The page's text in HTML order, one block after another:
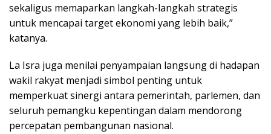
sekaligus memaparkan langkah-langkah strategis
untuk mencapai target ekonomi yang lebih baik,”
katanya.
La Isra juga menilai penyampaian langsung di hadapan
wakil rakyat menjadi simbol penting untuk
memperkuat sinergi antara pemerintah, parlemen, dan
seluruh pemangku kepentingan dalam mendorong
percepatan pembangunan nasional.